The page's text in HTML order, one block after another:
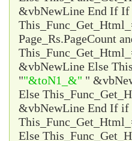
&vbNewLine End If If
Page_Rs.PageCount
&vbNewLine Else
""&toN1_&" "
Else
&vbNewLine End If if
Else